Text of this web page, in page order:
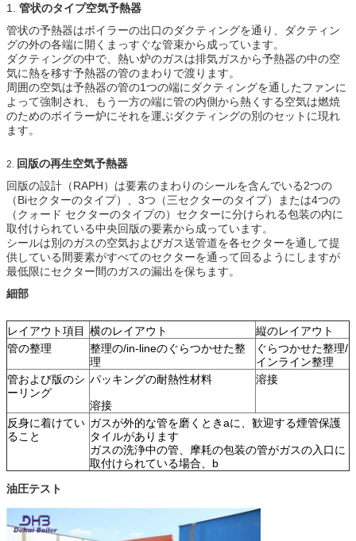
1. 管状のタイプ空気予熱器
管状の予熱器はボイラーの出口のダクティングを通り、ダクティン
グの外の各端に開くまっすぐな管束から成っています。
ダクティングの中で、熱い炉のガスは排気ガスから予熱器の中の空
気に熱を移す予熱器の管のまわりで渡ります。
周囲の空気は予熱器の管の1つの端にダクティングを通したファンに
よって強制され、もう一方の端に管の内側から熱くする空気は燃焼
のためのボイラー炉にそれを運ぶダクティングの別のセットに現れ
ます。
2. 回版の再生空気予熱器
回版の設計（RAPH）は要素のまわりのシールを含んでいる2つの
（Biセクターのタイプ）、3つ（三セクターのタイプ）または4つの
（クォード セクターのタイプの）セクターに分けられる包装の内に
取付けられている中央回版の要素から成っています。
シールは別のガスの空気およびガス送管道を各セクターを通して提
供している間要素がすべてのセクターを通って回るようにしますが
最低限にセクター間のガスの漏出を保ちます。
細部
レイアウト項目 横のレイアウト
縦のレイアウト
管の整理
整理の/in-lineのぐらつかせた整
理
ぐらつかせた整理/
インライン整理
管および版のシ
ーリング
パッキングの耐熱性材料
溶接
溶接
反身に着けてい
ること
ガスが外的な管を磨くときaに、歓迎する煙管保護
タイルがあります
ガスの洗浄中の管、摩耗の包装の管がガスの入口に
取付けられている場合、b
油圧テスト